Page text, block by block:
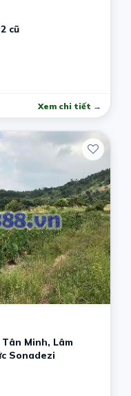
cũ
Xem chi tiết →
Minh, Lâm
Sonadezi